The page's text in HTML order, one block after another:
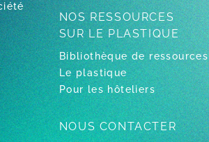
NOS RESSOURCES
SUR LE PLASTIQUE
Bibliothèque de ressources
Le plastique
Pour les hôteliers
NOUS CONTACTER